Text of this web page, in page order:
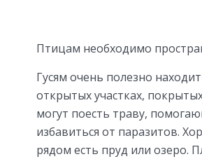
Птицам необходимо
Гусям очень полезно
открытых участках,
могут поесть траву,
избавиться от паразитов.
рядом есть пруд или озеро.